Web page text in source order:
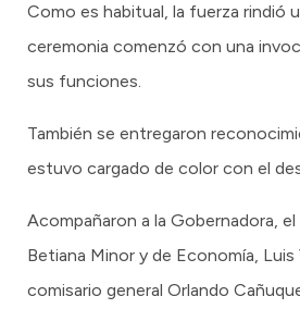
Como es habitual, la fuerza rindió
ceremonia comenzó con una
sus funciones.
También se entregaron
estuvo cargado de color con el
Acompañaron a la Gobernadora,
Betiana Minor y de Economía,
comisario general Orlando